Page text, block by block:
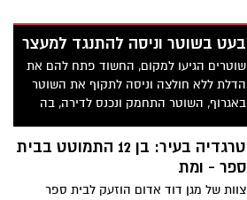
בעט בשוטר וניסה להתנגד למעצר
שוטרים הגיעו למקום, החשוד פתח להם את
הדלת ללא חולצה וניסה לתקוף את השוטר
באגרוף, השוטר התחמק ונכנס לדירה, בה
טרגדיה בעיר: בן 12 התמוטט בבית
ספר - ומת
צוות של מגן דוד אדום הוזעק לבית ספר